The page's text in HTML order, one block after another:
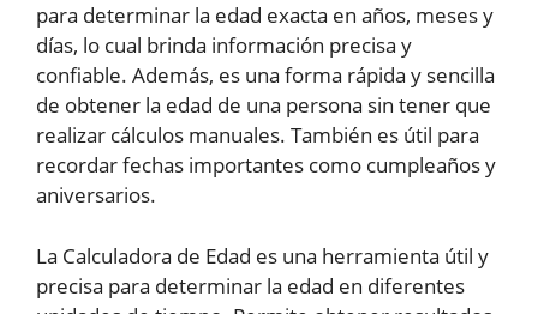
para determinar la edad exacta en años, meses y
días, lo cual brinda información precisa y
confiable. Además, es una forma rápida y sencilla
de obtener la edad de una persona sin tener que
realizar cálculos manuales. También es útil para
recordar fechas importantes como cumpleaños y
aniversarios.
La Calculadora de Edad es una herramienta útil y
precisa para determinar la edad en diferentes